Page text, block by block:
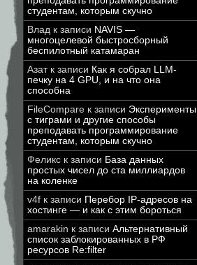
студентам, которым скучно
Влад к записи NAVIS —
многоцелевой быстросборный
беспилотный катамаран
Азатк записи Как я собрал LLM-
печку на 4 GPU, и на что она
способна
FileCompare к записи Эксперименты
с тиграми и другие способы
преподавать программирование
студентам, которым скучно
Феликс к записи База данных
простых чисел до ста миллиардов
на коленке
v4f к записи Перебор IP-адресов на
хостинге — и как с этим бороться
amarakin к записи Альтернативный
список заблокированных в РФ
ресурсов Re:filter